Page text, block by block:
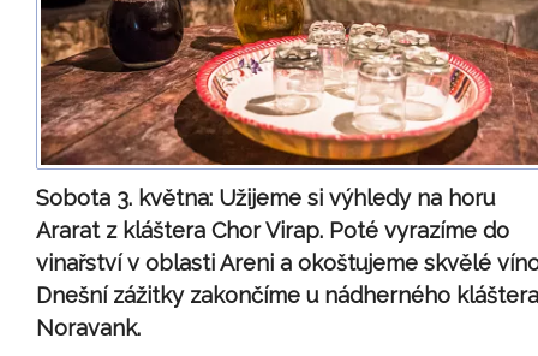
Sobota 3. května: Užijeme si výhledy na horu
Ararat z kláštera Chor Virap. Poté vyrazíme do
vinařství v oblasti Areni a okoštujeme skvělé
Dnešní zážitky zakončíme u nádherného kláštera
Noravank.